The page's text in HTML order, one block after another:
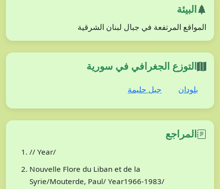
البيئة
المواقع المرتفعة في جبال لبنان الشرقية
التوزع الجغرافي في سورية
بلودان جبل حليمة
المراجع
// Year/
Nouvelle Flore du Liban et de la
Syrie/Mouterde, Paul/ Year1966-1983/